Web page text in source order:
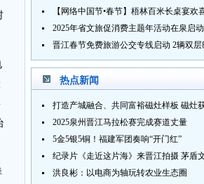
2025年省文旅促消费主题年活动在泉启动
热点新闻
2025泉州晋江马拉松赛完成赛道丈量
5金5银5铜！福建军团奏响“开门红”
洪良彬：以电商为轴玩转农业生态圈